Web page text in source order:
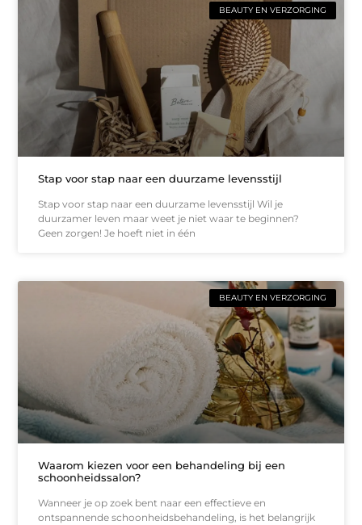
BEAUTY EN VERZORGING
Stap voor stap naar een duurzame levensstijl
Stap voor stap naar een duurzame levensstijl Wil je
duurzamer leven maar weet je niet waar te beginnen?
Geen zorgen! Je hoeft niet in één
BEAUTY EN VERZORGING
Waarom kiezen voor een behandeling bij een
schoonheidssalon?
Wanneer je op zoek bent naar een effectieve en
ontspannende schoonheidsbehandeling, is het belangrijk